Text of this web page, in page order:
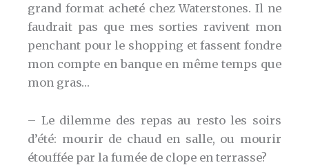
grand format acheté chez Waterstones. Il ne
faudrait pas que mes sorties ravivent mon
penchant pour le shopping et fassent fondre
mon compte en banque en même temps que
mon gras…
– Le dilemme des repas au resto les soirs
d’été: mourir de chaud en salle, ou mourir
étouffée par la fumée de clope en terrasse?